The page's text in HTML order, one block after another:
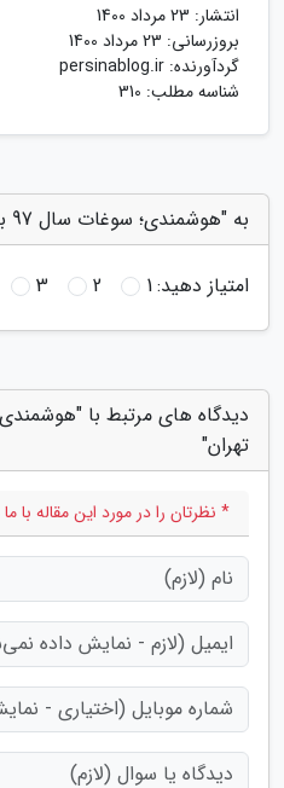
انتشار: 23 مرداد 1400
بروزرسانی: 23 مرداد 1400
گردآورنده: persinablog.ir
شناسه مطلب: 310
به "هوشمندی؛ سوغات سال 97 برای تهران" امتیاز دهید
امتیاز دهید:1
2
3
تهران"
* نظرتان را در مورد این مقاله با